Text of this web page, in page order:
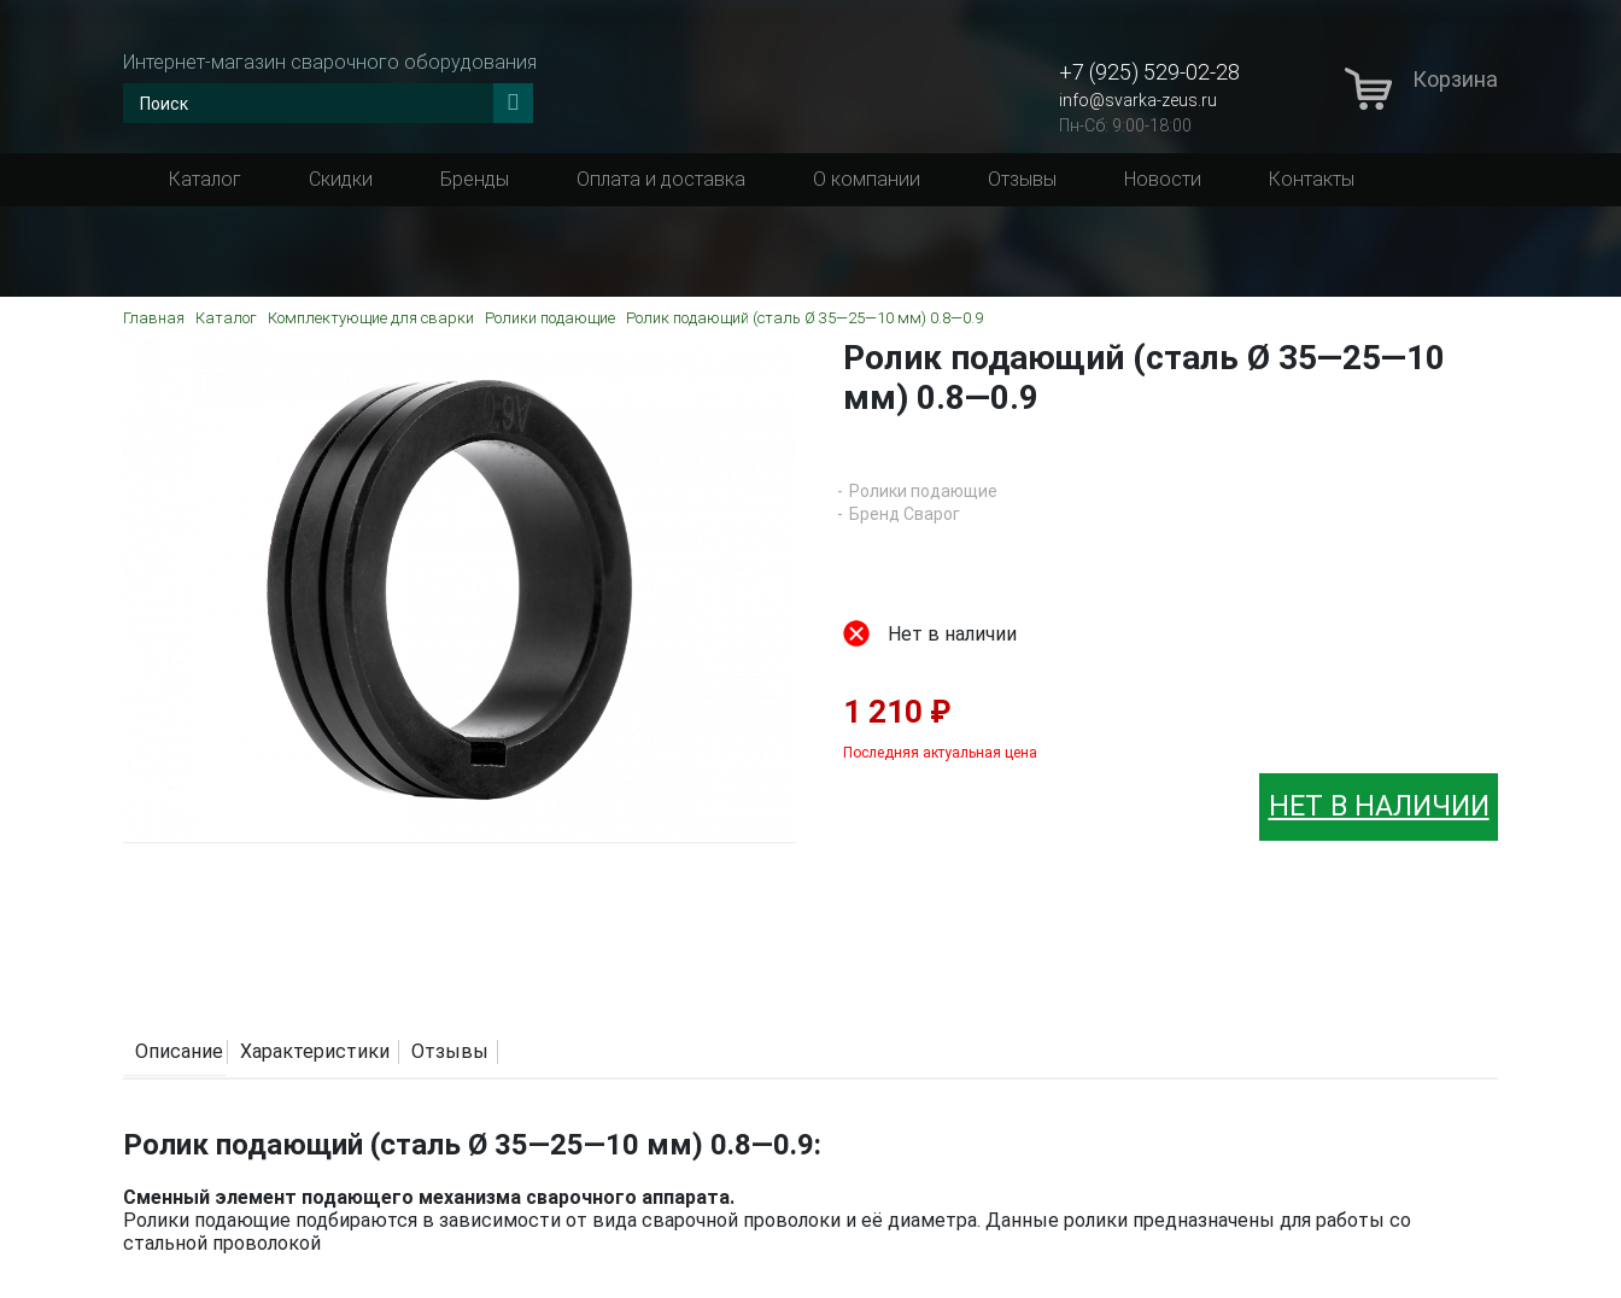
Интернет-магазин сварочного оборудования +7 (925) 529-02-28
info@svarka-zeus.ru
Пн-Сб: 9:00-18:00
Корзина
Каталог Скидки Бренды Оплата и доставка О компании Отзывы Новости Контакты
Главная Каталог Комплектующие для сварки Ролики подающие Ролик подающий (сталь Ø 35—25—10 мм) 0.8—0.9
Ролик подающий (сталь Ø 35—25—10
мм) 0.8—0.9
Ролики подающие
Бренд Сварог
Нет в наличии
1 210 ₽
Последняя актуальная цена
НЕТ В НАЛИЧИИ
Описание Характеристики Отзывы
Ролик подающий (сталь Ø 35—25—10 мм) 0.8—0.9:
Сменный элемент подающего механизма сварочного аппарата.
Ролики подающие подбираются в зависимости от вида сварочной проволоки и её диаметра. Данные ролики предназначены для работы со
стальной проволокой